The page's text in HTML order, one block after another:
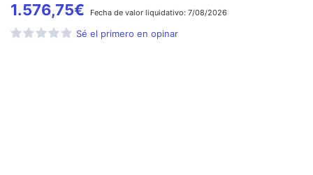
1.576,75€ Fecha de valor liquidativo: 7/08/2026
Sé el primero en opinar